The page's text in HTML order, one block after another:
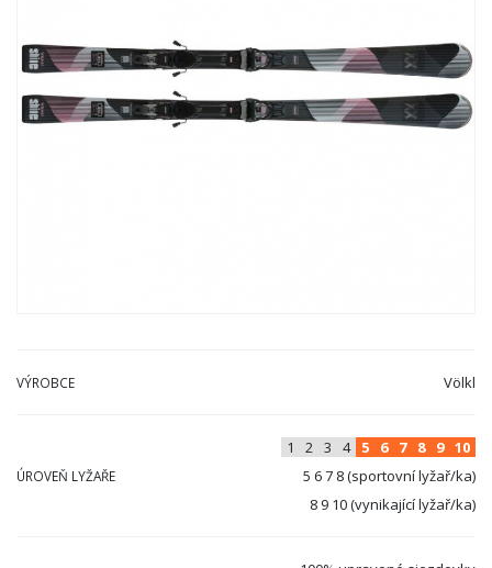
VÝROBCE Völkl
ÚROVEŇ LYŽAŘE
1 2 3 4 5 6 7 8 9 10
5 6 7 8 (sportovní lyžař/ka)
8 9 10 (vynikající lyžař/ka)